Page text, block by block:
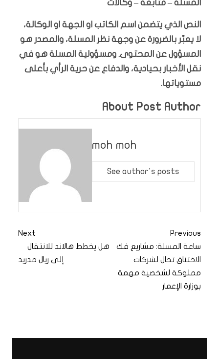
المسلة – متابعة – وكالات
النص الذي يتضمن اسم الكاتب او الجهة او الوكالة،
لا يعبّر بالضرورة عن وجهة نظر المسلة، والمصدر هو
المسؤول عن المحتوى. ومسؤولية المسلة هو في
نقل الأخبار بحيادية، والدفاع عن حرية الرأي بأعلى
مستوياتها.
About Post Author
moh moh
See author's posts
Previous
ساعة المسلة: مشاريع فك
الاختناق تحال لشركات
مملوكة لشخصية مهمة
بوزارة الإعمار
Next
هل يخطط هالاند للانتقال
إلى ريال مدريد